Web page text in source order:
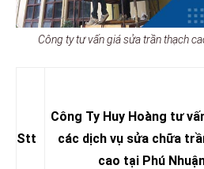
Công ty tư vấn giá sửa trần thạch
Stt
Công Ty Huy Hoàng tư
các dịch vụ sửa chữa
cao tại Phú